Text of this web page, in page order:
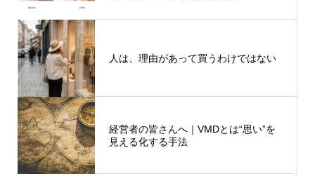
人は、理由があって買うわけではない
経営者の皆さんへ｜VMDとは“思い”を
見える化する手法